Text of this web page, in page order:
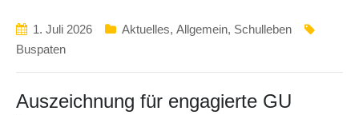
1. Juli 2026 Aktuelles, Allgemein, Schulleben
Buspaten
Auszeichnung für engagierte GU